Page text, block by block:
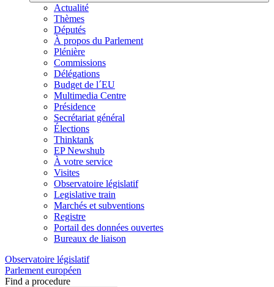
Actualité
Thèmes
Députés
À propos du Parlement
Plénière
Commissions
Délégations
Budget de l´EU
Multimedia Centre
Présidence
Secrétariat général
Élections
Thinktank
EP Newshub
À votre service
Visites
Observatoire législatif
Legislative train
Marchés et subventions
Registre
Portail des données ouvertes
Bureaux de liaison
Observatoire législatif
Parlement européen
Find a procedure